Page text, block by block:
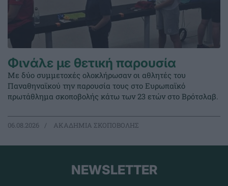
Φινάλε με θετική παρουσία
Με δύο συμμετοχές ολοκλήρωσαν οι αθλητές του
Παναθηναϊκού την παρουσία τους στο Ευρωπαϊκό
πρωτάθλημα σκοποβολής κάτω των 23 ετών στο Βρότσλαβ.
06.08.2026 ΑΚΑΔΗΜΙΑ ΣΚΟΠΟΒΟΛΗΣ
NEWSLETTER